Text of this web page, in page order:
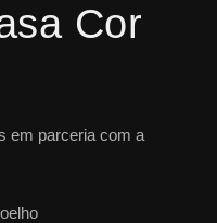
Cor
em parceria com a